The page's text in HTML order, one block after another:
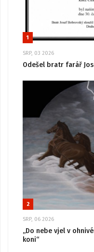
1
SRP, 03 2026
Odešel bratr farář
2
SRP, 06 2026
„Do nebe vjel v
koni“